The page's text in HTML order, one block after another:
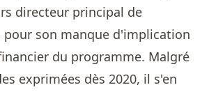
directeur principal de
son manque d'implication
du programme. Malgré
exprimées dès 2020, il s'en